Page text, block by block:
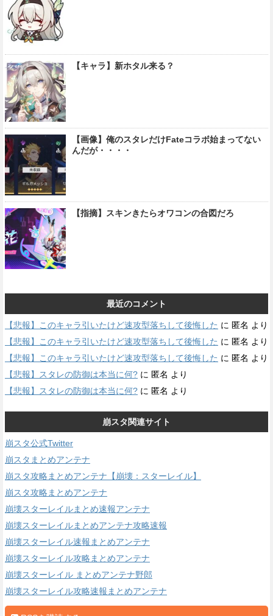
【キャラ】新ホタル来る？
【画像】俺のスタレだけFateコラボ始まってない
んだが・・・・
【指摘】スキンきたらオワコンの合図だろ
最近のコメント
【悲報】このキャラ引いたけど速攻型落ちして後悔した に 匿名 より
【悲報】このキャラ引いたけど速攻型落ちして後悔した に 匿名 より
【悲報】このキャラ引いたけど速攻型落ちして後悔した に 匿名 より
【悲報】スタレの防御は本当に何? に 匿名 より
【悲報】スタレの防御は本当に何? に 匿名 より
崩スタ関連サイト
崩スタ公式Twitter
崩スタまとめアンテナ
崩スタ攻略まとめアンテナ【崩壊：スターレイル】
崩スタ攻略まとめアンテナ
崩壊スターレイルまとめ速報アンテナ
崩壊スターレイルまとめアンテナ攻略速報
崩壊スターレイル速報まとめアンテナ
崩壊スターレイル攻略まとめアンテナ
崩壊スターレイル まとめアンテナ野郎
崩壊スターレイル攻略速報まとめアンテナ